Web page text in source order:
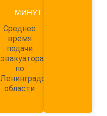
989-
МИНУТ
Среднее
время
подачи
эвакуатора
по
Ленинградской
области